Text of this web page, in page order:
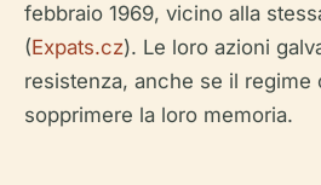
febbraio 1969, vicino alla
(Expats.cz). Le loro azioni
resistenza, anche se il
sopprimere la loro memoria.